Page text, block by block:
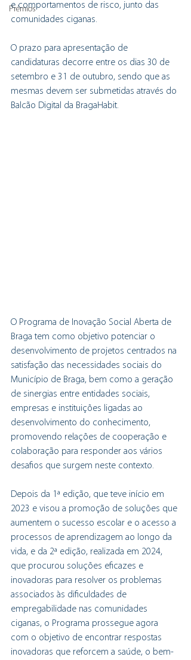
Prémios
e comportamentos de risco, junto das
comunidades ciganas.
O prazo para apresentação de
candidaturas decorre entre os dias 30 de
setembro e 31 de outubro, sendo que as
mesmas devem ser submetidas através do
Balcão Digital da BragaHabit.
O Programa de Inovação Social Aberta de
Braga tem como objetivo potenciar o
desenvolvimento de projetos centrados na
satisfação das necessidades sociais do
Município de Braga, bem como a geração
de sinergias entre entidades sociais,
empresas e instituições ligadas ao
desenvolvimento do conhecimento,
promovendo relações de cooperação e
colaboração para responder aos vários
desafios que surgem neste contexto.
Depois da 1ª edição, que teve início em
2023 e visou a promoção de soluções que
aumentem o sucesso escolar e o acesso a
processos de aprendizagem ao longo da
vida, e da 2ª edição, realizada em 2024,
que procurou soluções eficazes e
inovadoras para resolver os problemas
associados às dificuldades de
empregabilidade nas comunidades
ciganas, o Programa prossegue agora
com o objetivo de encontrar respostas
inovadoras que reforcem a saúde, o bem-